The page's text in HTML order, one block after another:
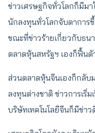
ข่าวเศรษฐกิจทั่วโลกก็มีม
นักลงทุนทั่วโลกจับตาการ
ขณะที่ข่าวร้ายเกี่ยวกับธน
ตลาดหุ้นสหรัฐฯ เองก็ฟื้นตั
ส่วนตลาดหุ้นจีนเองก็กลับ
ลงทุนต่างชาติ ข่าวการเริ่
บริษัทเทคโนโลยีจีนก็มีข่าว